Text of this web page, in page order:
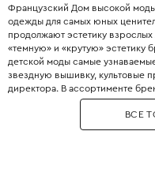
Французский Дом высокой
одежды для самых юных
продолжают эстетику
«темную» и «крутую» эстетику
детской моды самые
звездную вышивку, культовые
директора. В ассортименте
трикотажные вещи, практичные
куртки-бомберы. Все изделия
высококачественных
ВСЕ